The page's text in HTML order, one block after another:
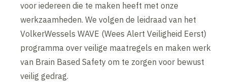
voor iedereen die te maken heeft met onze
werkzaamheden. We volgen de leidraad van het
VolkerWessels WAVE (Wees Alert Veiligheid Eerst)
programma over veilige maatregels en maken werk
van Brain Based Safety om te zorgen voor bewust
veilig gedrag.